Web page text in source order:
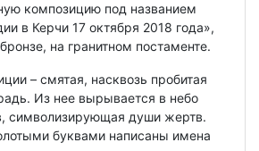
композицию под названием
в Керчи 17 октября 2018 года»,
на гранитном постаменте.
– смятая, насквозь пробитая
Из нее вырывается в небо
символизирующая души жертв.
буквами написаны имена